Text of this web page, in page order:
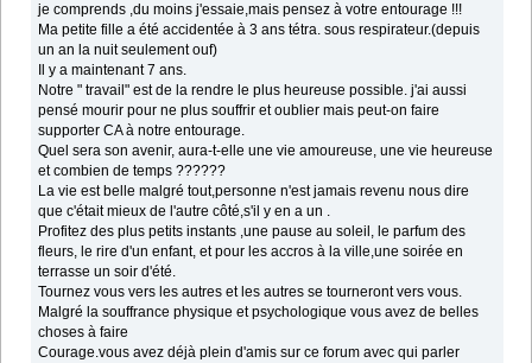
je comprends ,du moins j'essaie,mais pensez à votre entourage !!!
Ma petite fille a été accidentée à 3 ans tétra. sous respirateur.(depuis
un an la nuit seulement ouf)
Il y a maintenant 7 ans.
Notre " travail" est de la rendre le plus heureuse possible. j'ai aussi
pensé mourir pour ne plus souffrir et oublier mais peut-on faire
supporter CA à notre entourage.
Quel sera son avenir, aura-t-elle une vie amoureuse, une vie heureuse
et combien de temps ??????
La vie est belle malgré tout,personne n'est jamais revenu nous dire
que c'était mieux de l'autre côté,s'il y en a un .
Profitez des plus petits instants ,une pause au soleil, le parfum des
fleurs, le rire d'un enfant, et pour les accros à la ville,une soirée en
terrasse un soir d'été.
Tournez vous vers les autres et les autres se tourneront vers vous.
Malgré la souffrance physique et psychologique vous avez de belles
choses à faire
Courage.vous avez déjà plein d'amis sur ce forum avec qui parler